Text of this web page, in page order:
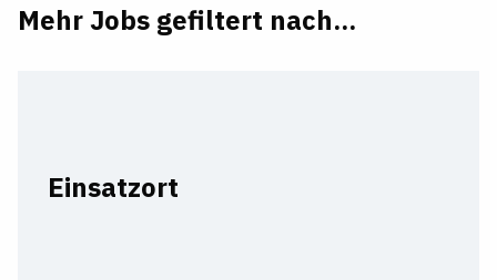
Mehr Jobs gefiltert nach...
Einsatzort